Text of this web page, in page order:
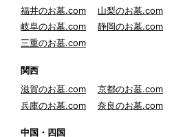
福井のお墓.com
山梨のお墓.com
岐阜のお墓.com
静岡のお墓.com
三重のお墓.com
関西
滋賀のお墓.com
京都のお墓.com
兵庫のお墓.com
奈良のお墓.com
中国・四国